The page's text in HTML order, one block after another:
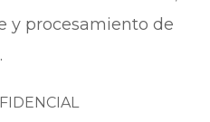
y procesamiento de